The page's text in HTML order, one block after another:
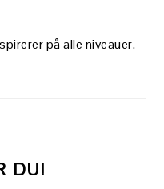
på alle niveauer.
DU!